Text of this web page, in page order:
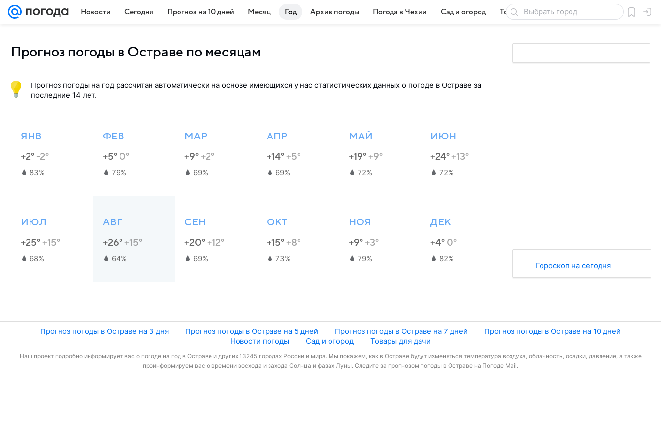
Новости Сегодня Прогноз на 10 дней Месяц Год Архив погоды Погода в Чехии Сад и огород Товары для дачи
Прогноз погоды в Остраве по месяцам
Гороскоп на сегодня
Прогноз погоды на год рассчитан автоматически на основе имеющихся у нас статистических данных о погоде в Остраве за
последние 14 лет.
ЯНВ
+2° -2°
83%
ФЕВ
+5° 0°
79%
МАР
+9°+2°
69%
АПР
+14°+5°
69%
МАЙ
+19°+9°
72%
ИЮН
+24°+13°
72%
ИЮЛ
+25°+15°
68%
АВГ
+26°+15°
64%
СЕН
+20°+12°
69%
ОКТ
+15°+8°
73%
НОЯ
+9°+3°
79%
ДЕК
+4° 0°
82%
Прогноз погоды в Остраве на 3 дня Прогноз погоды в Остраве на 5 дней Прогноз погоды в Остраве на 7 дней
Прогноз погоды в Остраве на 10 дней
Новости погоды
Сад и огород Товары для дачи
Наш проект подробно информирует вас о погоде на год в Остраве и других 13245 городах России и мира. Мы покажем, как в Остраве будут изменяться температура воздуха, облачность, осадки, давление, а также
проинформируем вас о времени восхода и захода Солнца и фазах Луны. Следите за прогнозом погоды в Остраве на Погоде Mail.